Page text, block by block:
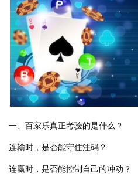
一、百家乐真正考验的是什么？
连输时，是否能守住注码？
连赢时，是否能控制自己的冲动？